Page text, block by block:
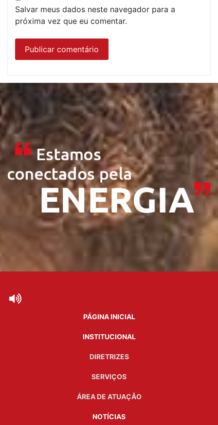
Salvar meus dados neste navegador para a
próxima vez que eu comentar.
PÁGINA INICIAL
INSTITUCIONAL
DIRETRIZES
SERVIÇOS
ÁREA DE ATUAÇÃO
NOTÍCIAS